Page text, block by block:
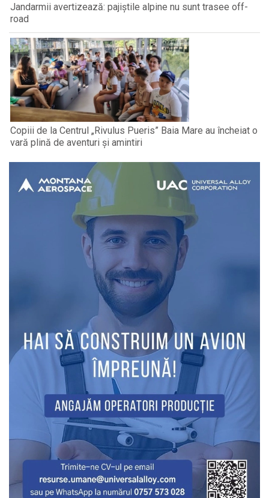
Jandarmii avertizează: pajiștile alpine nu sunt trasee off-
road
Copiii de la Centrul „Rivulus Pueris” Baia Mare au încheiat o
vară plină de aventuri și amintiri